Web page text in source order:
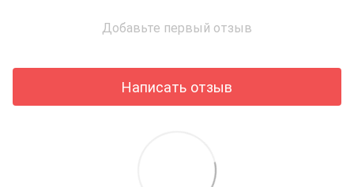
Добавьте первый отзыв
Написать отзыв